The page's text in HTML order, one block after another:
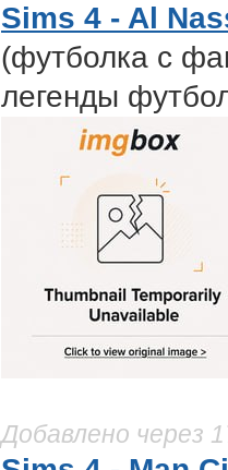
Sims 4 - Al
(футболка с
легенды
Добавлено через